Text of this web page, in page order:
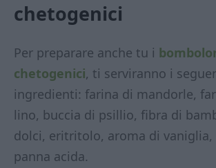
chetogenici
Per preparare anche tu i
chetogenici, ti serviranno i
ingredienti: farina di mandorle,
lino, buccia di psillio, fibra di
dolci, eritritolo, aroma di vaniglia,
panna acida.